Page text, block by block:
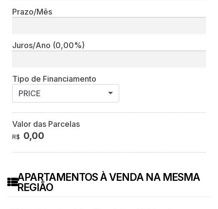
Prazo/Mês
Juros/Ano (0,00%)
Tipo de Financiamento
PRICE
Valor das Parcelas
R$ 0,00
APARTAMENTOS À VENDA NA MESMA
REGIÃO